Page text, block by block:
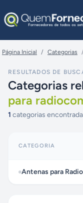
Página Inicial / Categorias
RESULTADOS DE
Categorias
para
1 categorias
CATEGORIA
Antenas para